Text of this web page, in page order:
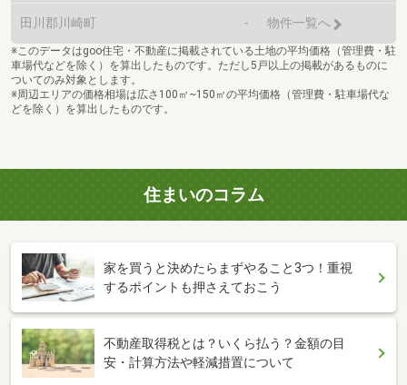
田川郡川崎町 - 物件一覧へ
※このデータはgoo住宅・不動産に掲載されている土地の平均価格（管理費・駐
車場代などを除く）を算出したものです。ただし5戸以上の掲載があるものに
ついてのみ対象とします。
※周辺エリアの価格相場は広さ100㎡~150㎡の平均価格（管理費・駐車場代な
どを除く）を算出したものです。
住まいのコラム
家を買うと決めたらまずやること3つ！重視
するポイントも押さえておこう
不動産取得税とは？いくら払う？金額の目
安・計算方法や軽減措置について